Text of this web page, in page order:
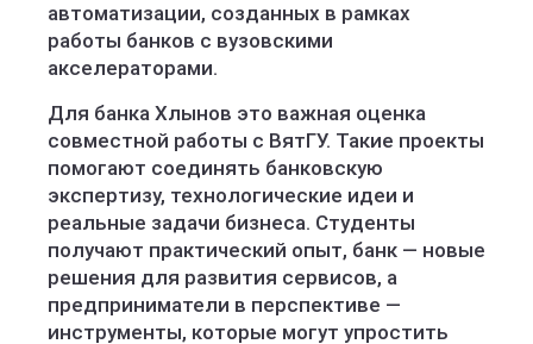
автоматизации, созданных в рамках
работы банков с вузовскими
акселераторами.
Для банка Хлынов это важная оценка
совместной работы с ВятГУ. Такие проекты
помогают соединять банковскую
экспертизу, технологические идеи и
реальные задачи бизнеса. Студенты
получают практический опыт, банк — новые
решения для развития сервисов, а
предприниматели в перспективе —
инструменты, которые могут упростить